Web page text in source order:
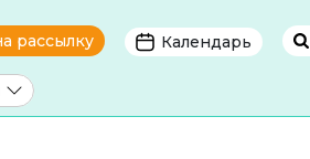
рассылку Календарь